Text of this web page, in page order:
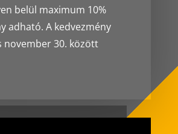
belül maximum 10%
adható. A kedvezmény
november 30. között